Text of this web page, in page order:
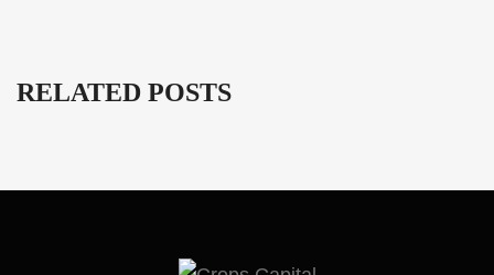
RELATED POSTS